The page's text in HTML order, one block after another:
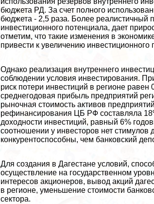
бюджета РД. За счет полного
бюджета - 2,5 раза. Более реалистичный
инвестиционного потенциала, дает
отметим, что такие изменения в
привести к увеличению инвестиционного
Однако реализация внутреннего
соблюдении условия инвестирования.
риск потери инвестиций в регионе
среднегодовая прибыль предприятий
рыночная стоимость активов
рефинансирования ЦБ РФ составляла
доходности инвестиций, равный 6%
соотношении у инвесторов нет стимулов
конкурентоспособны, чем банковский
Для создания в Дагестане условий,
осуществление на государственном
интересов акционеров, вывод акций
в регионе, уменьшение стоимости
сектора.